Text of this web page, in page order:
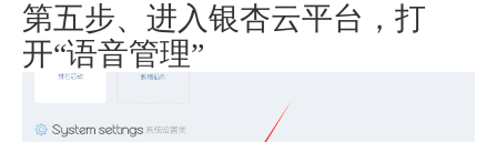
第五步、进入银杏云平台，打
开“语音管理”